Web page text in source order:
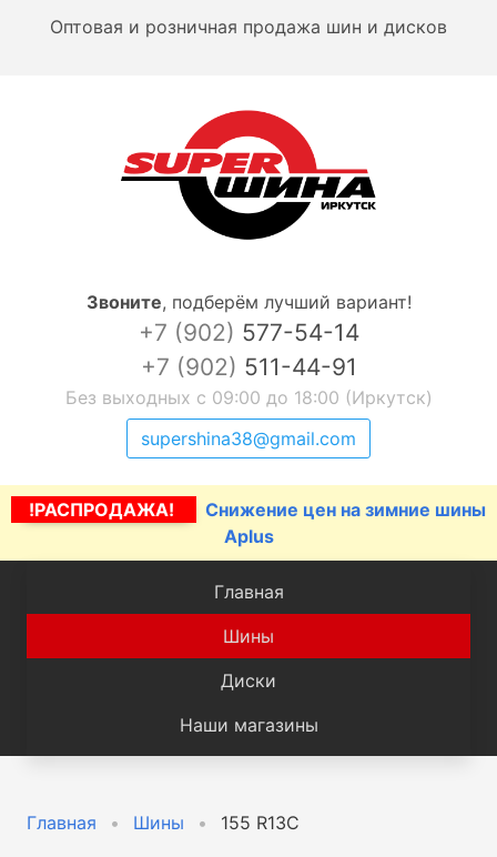
Оптовая и розничная продажа шин и дисков
Звоните, подберём лучший вариант!
+7 (902) 577-54-14
+7 (902) 511-44-91
Без выходных с 09:00 до 18:00 (Иркутск)
supershina38@gmail.com
!РАСПРОДАЖА!
Снижение цен на зимние шины
Aplus
Главная
Шины
Диски
Наши магазины
Главная Шины 155 R13C